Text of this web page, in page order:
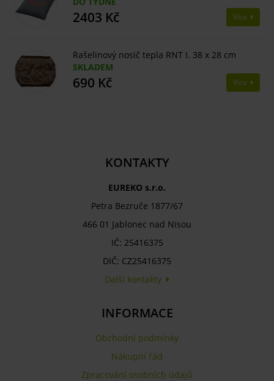
2403 Kč Více
Rašelinový nosič tepla RNT I. 38 x 28 cm
SKLADEM
690 Kč Více
KONTAKTY
EUREKO s.r.o.
Petra Bezruče 1877/67
466 01 Jablonec nad Nisou
IČ: 25416375
DIČ: CZ25416375
Další kontakty
INFORMACE
Obchodní podmínky
Nákupní řád
Zpracování osobních údajů